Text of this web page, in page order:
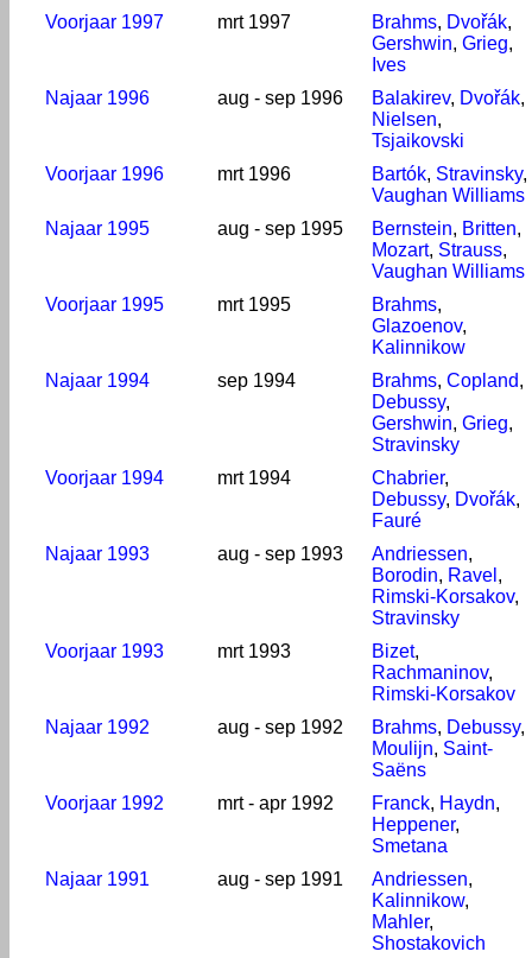
Voorjaar 1997
mrt 1997 Brahms, Dvořák,
Gershwin, Grieg,
Ives
Najaar 1996
aug - sep 1996 Balakirev, Dvořák,
Nielsen,
Tsjaikovski
Voorjaar 1996
mrt 1996 Bartók, Stravinsky,
Vaughan Williams
Najaar 1995
aug - sep 1995 Bernstein, Britten,
Mozart, Strauss,
Vaughan Williams
Voorjaar 1995
mrt 1995 Brahms,
Glazoenov,
Kalinnikow
Najaar 1994
sep 1994 Brahms, Copland,
Debussy,
Gershwin, Grieg,
Stravinsky
Voorjaar 1994
mrt 1994 Chabrier,
Debussy, Dvořák,
Fauré
Najaar 1993
aug - sep 1993 Andriessen,
Borodin, Ravel ,
Rimski-Korsakov,
Stravinsky
Voorjaar 1993
mrt 1993 Bizet,
Rachmaninov,
Rimski-Korsakov
Najaar 1992
aug - sep 1992 Brahms, Debussy,
Moulijn, Saint-
Saëns
Voorjaar 1992
mrt - apr 1992 Franck, Haydn,
Heppener,
Smetana
Najaar 1991
aug - sep 1991 Andriessen,
Kalinnikow,
Mahler,
Shostakovich